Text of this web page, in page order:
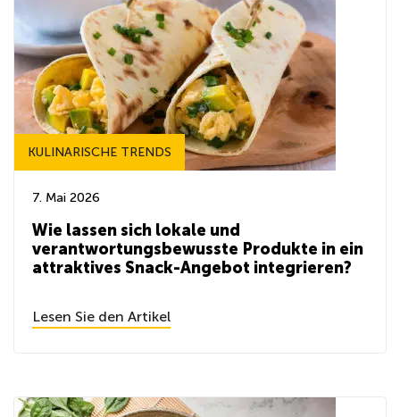
KULINARISCHE TRENDS
7. Mai 2026
Wie lassen sich lokale und
verantwortungsbewusste Produkte in ein
attraktives Snack-Angebot integrieren?
Lesen Sie den Artikel